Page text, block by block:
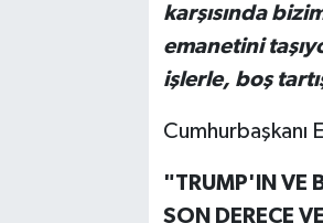
karşısında
emanetini
işlerle, boş
Cumhurbaşkanı
"TRUMP'IN VE
SON DERECE